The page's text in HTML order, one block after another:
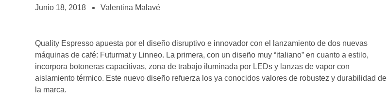
¡te imaginas vivir de tu pasión por el café?
Junio 18, 2018 Valentina Malavé
Quality Espresso apuesta por el diseño disruptivo e innovador con el lanzamiento de dos nuevas
máquinas de café: Futurmat y Linneo. La primera, con un diseño muy “italiano” en cuanto a estilo,
incorpora botoneras capacitivas, zona de trabajo iluminada por LEDs y lanzas de vapor con
aislamiento térmico. Este nuevo diseño refuerza los ya conocidos valores de robustez y durabilidad de
la marca.